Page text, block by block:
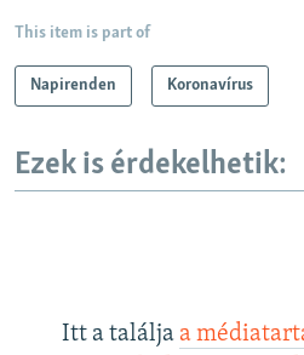
This item is part of
Napirenden Koronavírus
Ezek is érdekelhetik:
Itt a találja a